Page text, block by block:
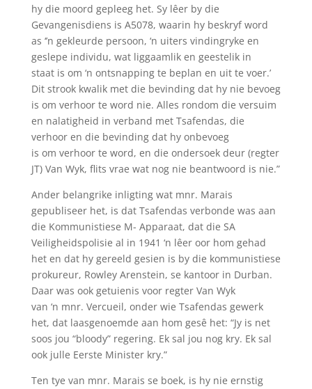
hy die moord gepleeg het. Sy lêer by die
Gevangenisdiens is A5078, waarin hy beskryf word
as ‘’n gekleurde persoon, ‘n uiters vindingryke en
geslepe individu, wat liggaamlik en geestelik in
staat is om ‘n ontsnapping te beplan en uit te voer.’
Dit strook kwalik met die bevinding dat hy nie bevoeg
is om verhoor te word nie. Alles rondom die versuim
en nalatigheid in verband met Tsafendas, die
verhoor en die bevinding dat hy onbevoeg
is om verhoor te word, en die ondersoek deur (regter
JT) Van Wyk, flits vrae wat nog nie beantwoord is nie.”
Ander belangrike inligting wat mnr. Marais
gepubliseer het, is dat Tsafendas verbonde was aan
die Kommunistiese M- Apparaat, dat die SA
Veiligheidspolisie al in 1941 ‘n lêer oor hom gehad
het en dat hy gereeld gesien is by die kommunistiese
prokureur, Rowley Arenstein, se kantoor in Durban.
Daar was ook getuienis voor regter Van Wyk
van ‘n mnr. Vercueil, onder wie Tsafendas gewerk
het, dat laasgenoemde aan hom gesê het: “Jy is net
soos jou “bloody” regering. Ek sal jou nog kry. Ek sal
ook julle Eerste Minister kry.”
Ten tye van mnr. Marais se boek, is hy nie ernstig